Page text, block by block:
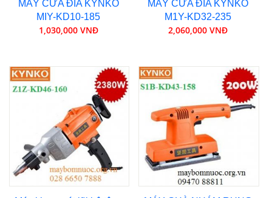
MÁY CƯA ĐĨA KYNKO
MIY-KD10-185
1,030,000 VNĐ
MÁY CƯA ĐĨA KYNKO
M1Y-KD32-235
2,060,000 VNĐ